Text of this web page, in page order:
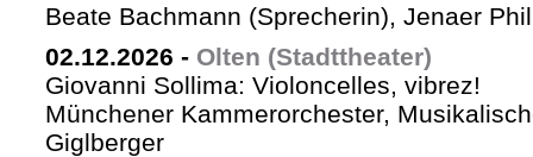
Beate Bachmann (Sprecherin), Jenaer
02.12.2026 - Olten (Stadttheater)
Giovanni Sollima: Violoncelles, vibrez!
Münchener Kammerorchester,
Giglberger